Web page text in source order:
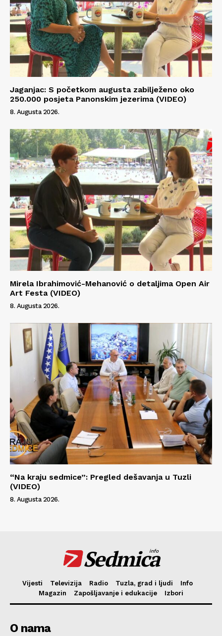
Info
O nama
Kontakt
Impressum
Jaganjac: S početkom augusta zabilježeno oko
250.000 posjeta Panonskim jezerima (VIDEO)
8. Augusta 2026.
Mirela Ibrahimović-Mehanović o detaljima Open Air
Art Festa (VIDEO)
8. Augusta 2026.
“Na kraju sedmice”: Pregled dešavanja u Tuzli
(VIDEO)
8. Augusta 2026.
Sedmica
info
Vijesti Televizija Radio Tuzla, grad i ljudi
Info
Magazin
Zapošljavanje i edukacije Izbori
O nama